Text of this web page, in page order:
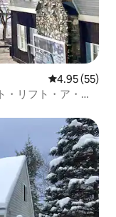
レビュー55
4.95 (55)
・リフト・ア・ミ